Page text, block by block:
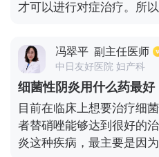
才可以进行对症治疗。所
会引起气管炎，所以使用
物是不能解决问题的。气
炎丸，散寒镇咳、祛痰定
患者还需要多多锻炼，提
的侵袭。
冯翠平 副主任医师
中日友好医院 妇产科
细菌性阴炎用什么药最好
目前在临床上想要治疗细
者替硝唑能够达到很好的
炎这种疾病，最主要是因